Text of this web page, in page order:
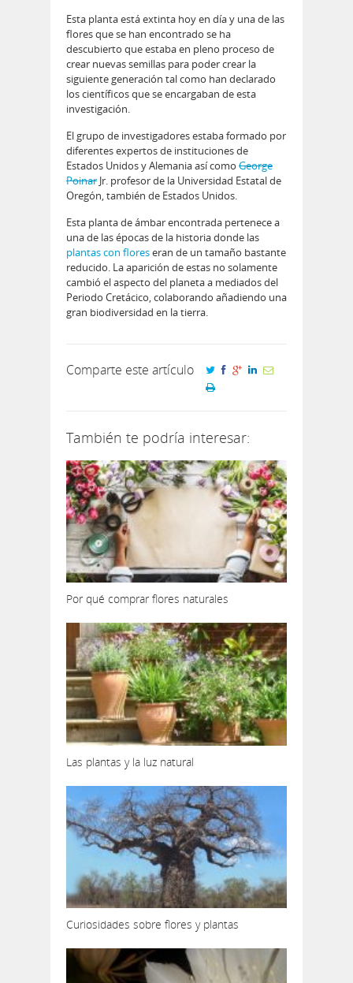
Esta planta está extinta hoy en día y una de las
flores que se han encontrado se ha
descubierto que estaba en pleno proceso de
crear nuevas semillas para poder crear la
siguiente generación tal como han declarado
los científicos que se encargaban de esta
investigación.
El grupo de investigadores estaba formado por
diferentes expertos de instituciones de
Estados Unidos y Alemania así como George
Poinar Jr. profesor de la Universidad Estatal de
Oregón, también de Estados Unidos.
Esta planta de ámbar encontrada pertenece a
una de las épocas de la historia donde las
plantas con floreseran de un tamaño bastante
reducido. La aparición de estas no solamente
cambió el aspecto del planeta a mediados del
Periodo Cretácico, colaborando añadiendo una
gran biodiversidad en la tierra.
Comparte este artículo
También te podría interesar:
Por qué comprar flores naturales
Las plantas y la luz natural
Curiosidades sobre flores y plantas